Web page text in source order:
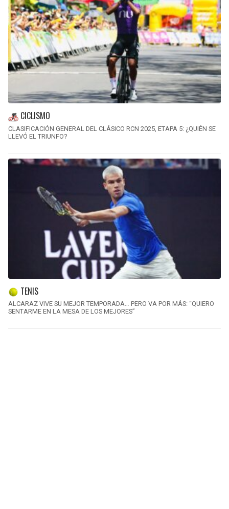
CICLISMO
CLASIFICACIÓN GENERAL DEL CLÁSICO RCN 2025, ETAPA 5: ¿QUIÉN SE
LLEVÓ EL TRIUNFO?
TENIS
ALCARAZ VIVE SU MEJOR TEMPORADA… PERO VA POR MÁS: “QUIERO
SENTARME EN LA MESA DE LOS MEJORES”